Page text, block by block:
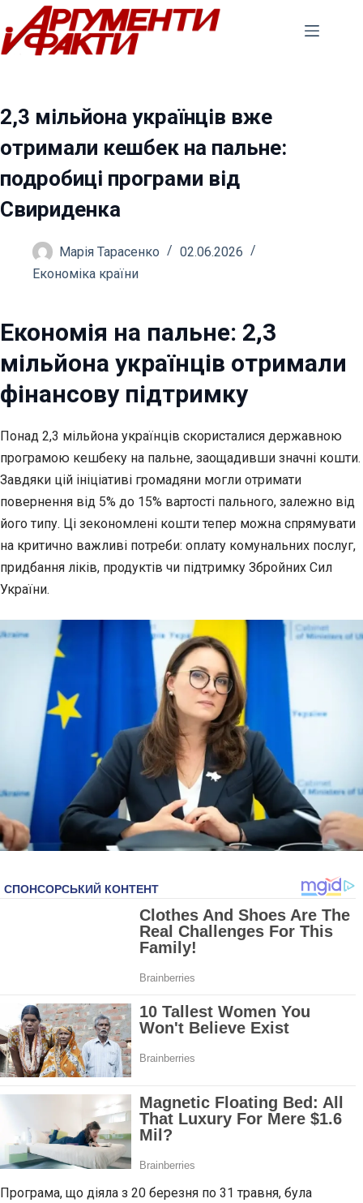
Перейти
до
вмісту
2,3 мільйона українців вже
отримали кешбек на пальне:
подробиці програми від
Свириденка
Марія Тарасенко
02.06.2026
Економіка країни
Економія на пальне: 2,3
мільйона українців отримали
фінансову підтримку
Понад 2,3 мільйона українців скористалися державною
програмою кешбеку на пальне, заощадивши значні кошти.
Завдяки цій ініціативі громадяни могли отримати
повернення від 5% до 15% вартості пального, залежно від
його типу. Ці зекономлені кошти тепер можна спрямувати
на критично важливі потреби: оплату комунальних послуг,
придбання ліків, продуктів чи підтримку Збройних Сил
України.
Програма, що діяла з 20 березня по 31 травня, була